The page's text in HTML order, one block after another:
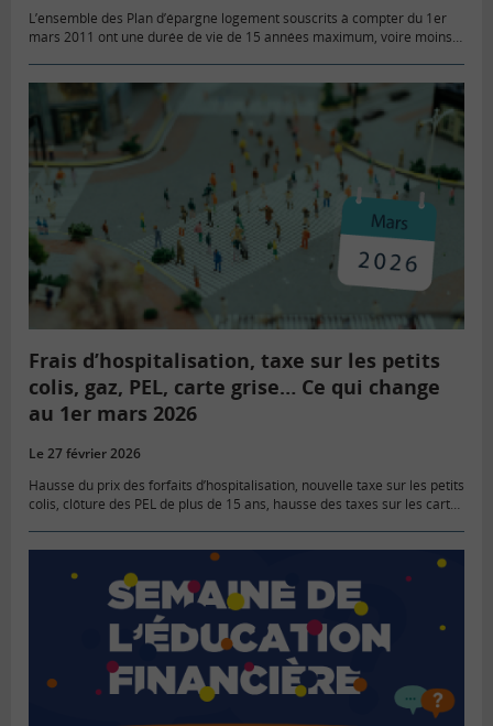
L’ensemble des Plan d’épargne logement souscrits à compter du 1er
mars 2011 ont une durée de vie de 15 années maximum, voire moins
Frais d’hospitalisation, taxe sur les petits
colis, gaz, PEL, carte grise… Ce qui change
au 1er mars 2026
Le 27 février 2026
Hausse du prix des forfaits d’hospitalisation, nouvelle taxe sur les petits
colis, clôture des PEL de plus de 15 ans, hausse des taxes sur les cartes